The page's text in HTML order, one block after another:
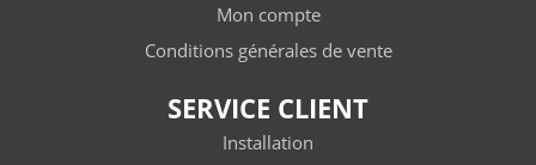
Mon compte
Conditions générales de vente
SERVICE CLIENT
Installation